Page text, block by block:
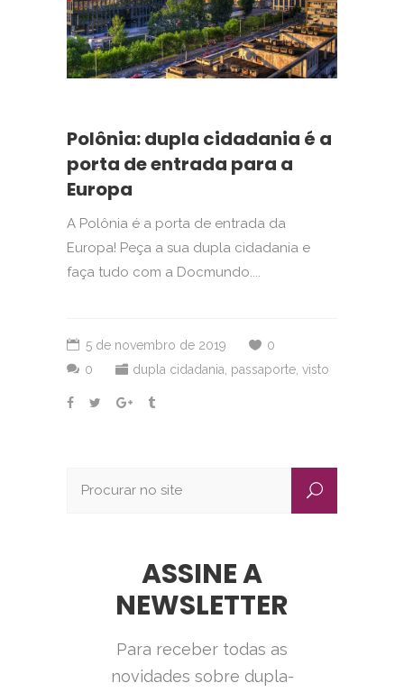
Polônia: dupla cidadania é a
porta de entrada para a
Europa
A Polônia é a porta de entrada da
Europa! Peça a sua dupla cidadania e
faça tudo com a Docmundo....
5 de novembro de 2019
0
0
dupla cidadania passaporte visto
ASSINE A
NEWSLETTER
Para receber todas as
novidades sobre dupla-